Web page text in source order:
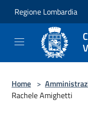
Regione Lombardia
Home >
Rachele Amighetti